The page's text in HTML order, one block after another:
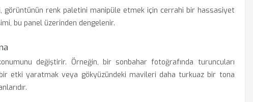
görüntünün renk paletini manipüle etmek için cerrahi bir hassasiyet
bu panel üzerinden dengelenir.
değiştirir. Örneğin, bir sonbahar fotoğrafında turuncuları
bir etki yaratmak veya gökyüzündeki mavileri daha turkuaz bir tona